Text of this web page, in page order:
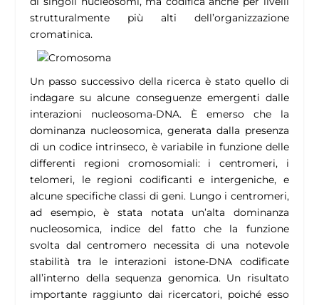
strutturalmente più alti dell’organizzazione
cromatinica.
Un passo successivo della ricerca è stato quello di
indagare su alcune conseguenze emergenti dalle
interazioni nucleosoma-DNA. È emerso che la
dominanza nucleosomica, generata dalla presenza
di un codice intrinseco, è variabile in funzione delle
differenti regioni cromosomiali: i centromeri, i
telomeri, le regioni codificanti e intergeniche, e
alcune specifiche classi di geni. Lungo i centromeri,
ad esempio, è stata notata un’alta dominanza
nucleosomica, indice del fatto che la funzione
svolta dal centromero necessita di una notevole
stabilità tra le interazioni istone-DNA codificate
all’interno della sequenza genomica. Un risultato
importante raggiunto dai ricercatori, poiché esso